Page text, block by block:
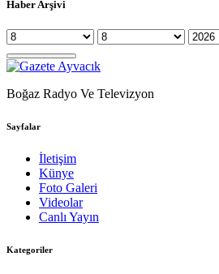
Haber Arşivi
Boğaz Radyo Ve Televizyon
Sayfalar
İletişim
Künye
Foto Galeri
Videolar
Canlı Yayın
Kategoriler